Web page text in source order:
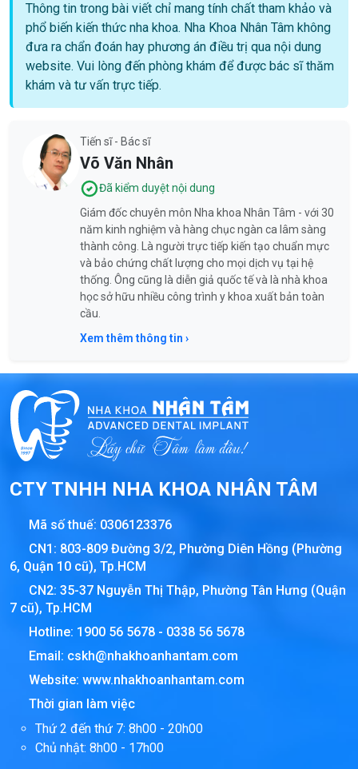
Thông tin trong bài viết chỉ mang tính chất tham khảo và
phổ biến kiến thức nha khoa. Nha Khoa Nhân Tâm không
đưa ra chẩn đoán hay phương án điều trị qua nội dung
website. Vui lòng đến phòng khám để được bác sĩ thăm
khám và tư vấn trực tiếp.
Tiến sĩ - Bác sĩ
Võ Văn Nhân
Đã kiểm duyệt nội dung
Giám đốc chuyên môn Nha khoa Nhân Tâm - với 30
năm kinh nghiệm và hàng chục ngàn ca lâm sàng
thành công. Là người trực tiếp kiến tạo chuẩn mực
và bảo chứng chất lượng cho mọi dịch vụ tại hệ
thống. Ông cũng là diễn giả quốc tế và là nhà khoa
học sở hữu nhiều công trình y khoa xuất bản toàn
cầu.
Xem thêm thông tin ›
CTY TNHH NHA KHOA NHÂN TÂM
Mã số thuế: 0306123376
CN1: 803-809 Đường 3/2, Phường Diên Hồng (Phường
6, Quận 10 cũ), Tp.HCM
CN2: 35-37 Nguyễn Thị Thập, Phường Tân Hưng (Quận
7 cũ), Tp.HCM
Hotline: 1900 56 5678 - 0338 56 5678
Email: cskh@nhakhoanhantam.com
Website: www.nhakhoanhantam.com
Thời gian làm việc
Thứ 2 đến thứ 7: 8h00 - 20h00
Chủ nhật: 8h00 - 17h00